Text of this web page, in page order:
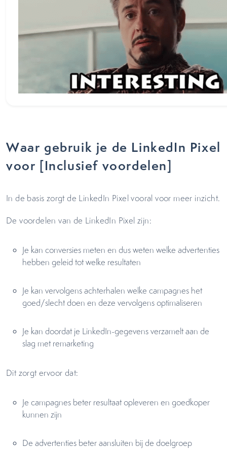
Waar gebruik je de LinkedIn Pixel
voor [Inclusief voordelen]
In de basis zorgt de LinkedIn Pixel vooral voor meer inzicht.
De voordelen van de LinkedIn Pixel zijn:
Je kan conversies meten en dus weten welke advertenties
hebben geleid tot welke resultaten
Je kan vervolgens achterhalen welke campagnes het
goed/slecht doen en deze vervolgens optimaliseren
Je kan doordat je LinkedIn-gegevens verzamelt aan de
slag met remarketing
Dit zorgt ervoor dat:
Je campagnes beter resultaat opleveren en goedkoper
kunnen zijn
De advertenties beter aansluiten bij de doelgroep